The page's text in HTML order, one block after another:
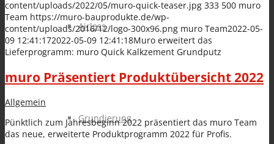
Airless
Grundierung
content/uploads/2022/05/muro-quick-teaser.jpg 333 500 muro
Team https://muro-bauprodukte.de/wp-
content/uploads/2016/12/logo-300x96.png muro Team2022-05-
09 12:41:172022-05-09 12:41:18Muro erweitert das
Lieferprogramm: muro Quick Kalkzement Grundputz
muro Präsentiert Produktübersicht 2022
Allgemein
Pünktlich zum Jahresbeginn 2022 präsentiert das muro Team
das neue, erweiterte Produktprogramm 2022 für Profis.